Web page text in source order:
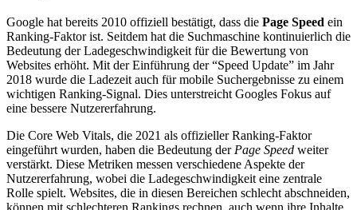
Google hat bereits 2010 offiziell bestätigt, dass die Page Speed ein
Ranking-Faktor ist. Seitdem hat die Suchmaschine kontinuierlich die
Bedeutung der Ladegeschwindigkeit für die Bewertung von
Websites erhöht. Mit der Einführung der “Speed Update” im Jahr
2018 wurde die Ladezeit auch für mobile Suchergebnisse zu einem
wichtigen Ranking-Signal. Dies unterstreicht Googles Fokus auf
eine bessere Nutzererfahrung.
Die Core Web Vitals, die 2021 als offizieller Ranking-Faktor
eingeführt wurden, haben die Bedeutung der Page Speed weiter
verstärkt. Diese Metriken messen verschiedene Aspekte der
Nutzererfahrung, wobei die Ladegeschwindigkeit eine zentrale
Rolle spielt. Websites, die in diesen Bereichen schlecht abschneiden,
können mit schlechteren Rankings rechnen, auch wenn ihre Inhalte